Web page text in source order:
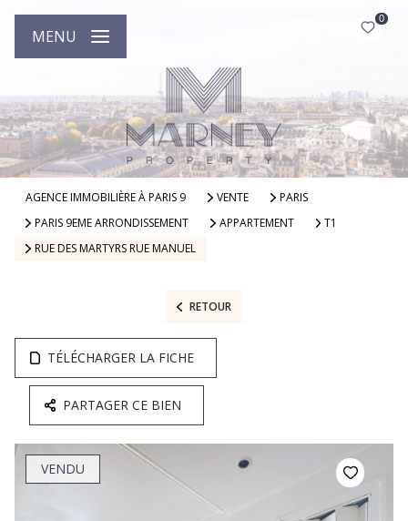
0
MENU
AGENCE IMMOBILIÈRE À PARIS 9 VENTE
PARIS
PARIS 9EME ARRONDISSEMENT
APPARTEMENT
T1
RUE DES MARTYRS RUE MANUEL
RETOUR
TÉLÉCHARGER LA FICHE
PARTAGER CE BIEN
VENDU